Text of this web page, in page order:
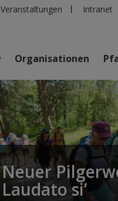
Veranstaltungen Intranet
Personen Pfarren
Organisationen
Neuer
Laudato si’